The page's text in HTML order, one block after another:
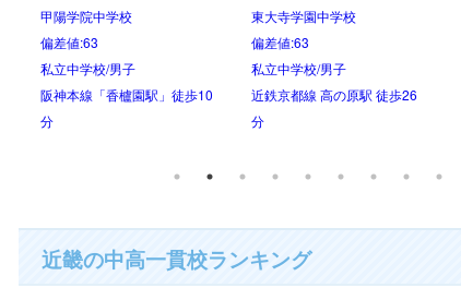
大阪星光学院中学校
偏差値:62
私立中学校/男子
近鉄あべの橋駅 徒歩10分
神戸女学院中学部
偏差値:59
私立中学校/女子
阪急今津線 門戸厄神駅 徒歩
17分
近畿の中高一貫校ランキング